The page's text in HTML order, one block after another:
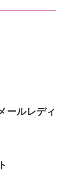
ールレディ